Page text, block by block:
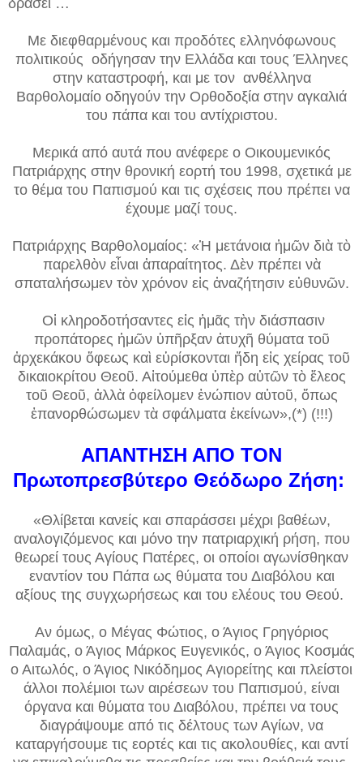
Με διεφθαρμένους και προδότες ελληνόφωνους
πολιτικούς οδήγησαν την Ελλάδα και τους Έλληνες
στην καταστροφή, και με τον ανθέλληνα
Βαρθολομαίο οδηγούν την Ορθοδοξία στην αγκαλιά
του πάπα και του αντίχριστου.
Μερικά από αυτά που ανέφερε ο Οικουμενικός
Πατριάρχης στην θρονική εορτή του 1998, σχετικά με
το θέμα του Παπισμού και τις σχέσεις που πρέπει να
έχουμε μαζί τους.
Πατριάρχης Βαρθολομαίος: «Ἡ μετάνοια ἡμῶν διὰ τὸ
παρελθὸν εἶναι ἀπαραίτητος. Δὲν πρέπει νὰ
σπαταλήσωμεν τὸν χρόνον εἰς ἀναζήτησιν εὐθυνῶν.
Οἱ κληροδοτήσαντες εἰς ἡμᾶς τὴν διάσπασιν
προπάτορες ἡμῶν ὑπῆρξαν ἀτυχῆ θύματα τοῦ
ἀρχεκάκου ὄφεως καὶ εὑρίσκονται ἤδη εἰς χείρας τοῦ
δικαιοκρίτου Θεοῦ. Αἰτούμεθα ὑπὲρ αὐτῶν τὸ ἔλεος
τοῦ Θεοῦ, ἀλλὰ ὀφείλομεν ἐνώπιον αὐτοῦ, ὅπως
ἐπανορθώσωμεν τὰ σφάλματα ἐκείνων»,(*) (!!!)
ΑΠΑΝΤΗΣΗ ΑΠΟ ΤΟΝ
Πρωτοπρεσβύτερο Θεόδωρο Ζήση:
«Θλίβεται κανείς και σπαράσσει μέχρι βαθέων,
αναλογιζόμενος και μόνο την πατριαρχική ρήση, που
θεωρεί τους Αγίους Πατέρες, οι οποίοι αγωνίσθηκαν
εναντίον του Πάπα ως θύματα του Διαβόλου και
αξίους της συγχωρήσεως και του ελέους του Θεού.
Αν όμως, ο Μέγας Φώτιος, ο Άγιος Γρηγόριος
Παλαμάς, ο Άγιος Μάρκος Ευγενικός, ο Άγιος Κοσμάς
ο Αιτωλός, ο Άγιος Νικόδημος Αγιορείτης και πλείστοι
άλλοι πολέμιοι των αιρέσεων του Παπισμού, είναι
όργανα και θύματα του Διαβόλου, πρέπει να τους
διαγράψουμε από τις δέλτους των Αγίων, να
καταργήσουμε τις εορτές και τις ακολουθίες, και αντί